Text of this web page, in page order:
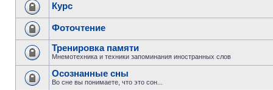
Курс
Фоточтение
Тренировка памяти
Мнемотехника и техники запоминания иностранных слов
Осознанные сны
Во сне вы понимаете, что это сон...